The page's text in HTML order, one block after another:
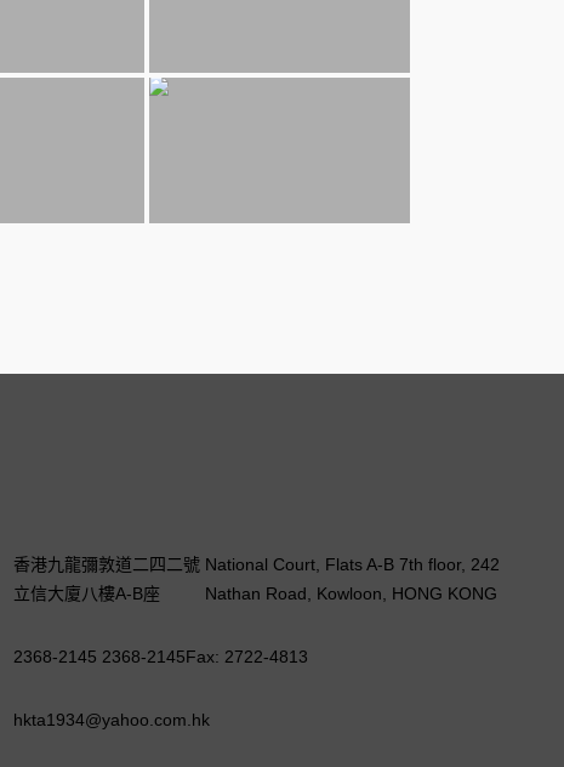
香港九龍彌敦道二四二號
立信大廈八樓A-B座
National Court, Flats A-B 7th floor, 242
Nathan Road, Kowloon, HONG KONG
2368-2145 2368-2145Fax: 2722-4813
hkta1934@yahoo.com.hk